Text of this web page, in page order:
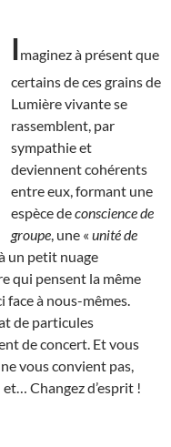
Imaginez à présent que
certains de ces grains de
Lumière vivante se
rassemblent, par
sympathie et
deviennent cohérents
entre eux, formant une
espèce deconscience de
groupe , une « unité de
un petit nuage
qui pensent la même
face à nous-mêmes.
de particules
de concert. Et vous
vous convient pas,
Changez d’esprit !